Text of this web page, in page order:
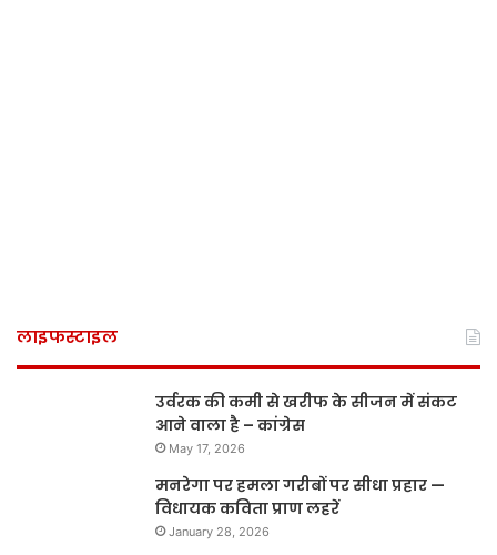
लाइफस्टाइल
उर्वरक की कमी से खरीफ के सीजन में संकट
आने वाला है – कांग्रेस
May 17, 2026
मनरेगा पर हमला गरीबों पर सीधा प्रहार —
विधायक कविता प्राण लहरें
January 28, 2026